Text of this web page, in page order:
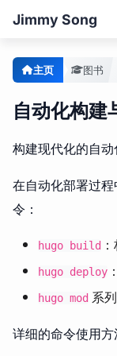
Jimmy Song
主页 图书
自动化构建
构建现代化的自动
在自动化部署过
令：
hugo build
hugo deploy
hugo mod 系
详细的命令使用